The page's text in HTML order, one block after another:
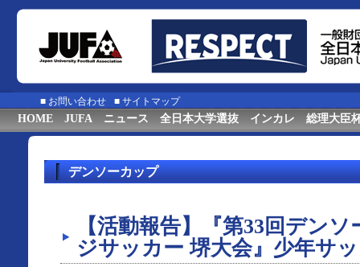
■ お問い合わせ ■ サイトマップ
HOME JUFA ニュース 全日本大学選抜 インカレ 総理大臣
デンソーカップ
【活動報告】『第33回デン
ジサッカー 堺大会』少年サ